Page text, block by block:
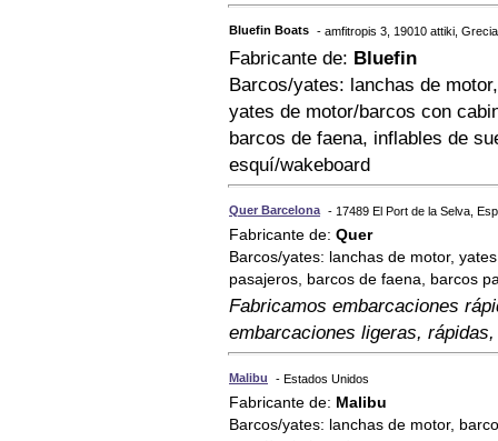
Bluefin Boats - amfitropis 3, 19010 attiki, Grecia
Fabricante de: Bluefin
Barcos/yates: lanchas de
yates de motor/barcos con
barcos de faena, inflables de
esquí/wakeboard
Quer Barcelona - 17489 El Port de la Selva,
Fabricante de: Quer
Barcos/yates: lanchas de motor,
pasajeros, barcos de faena, barcos
Fabricamos embarcaciones
embarcaciones ligeras,
Malibu - Estados Unidos
Fabricante de: Malibu
Barcos/yates: lanchas de motor,